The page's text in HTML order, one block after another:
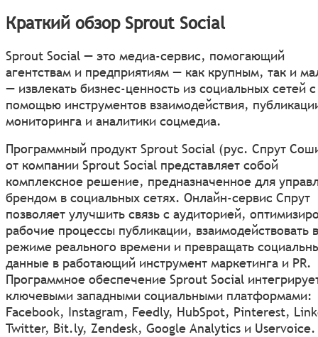
Краткий обзор Sprout Social
Sprout Social — это медиа-сервис, помогающий
агентствам и предприятиям — как крупным, так и
— извлекать бизнес-ценность из социальных сетей с
помощью инструментов взаимодействия,
мониторинга и аналитики соцмедиа.
Программный продукт Sprout Social (рус. Спрут
от компании Sprout Social представляет собой
комплексное решение, предназначенное для
брендом в социальных сетях. Онлайн-сервис Спрут
позволяет улучшить связь с аудиторией,
рабочие процессы публикации, взаимодействовать в
режиме реального времени и превращать
данные в работающий инструмент маркетинга и PR.
Программное обеспечение Sprout Social
ключевыми западными социальными платформами:
Facebook, Instagram, Feedly, HubSpot, Pinterest,
Twitter, Bit.ly, Zendesk, Google Analytics и Uservoice.